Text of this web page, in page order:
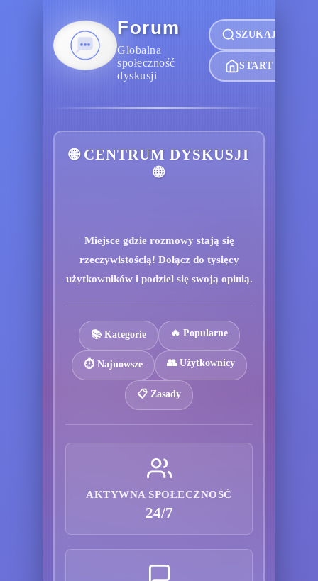
Forum
Globalna
społeczność
dyskusji
SZUKAJ
START
🌐 CENTRUM DYSKUSJI
🌐
Miejsce gdzie rozmowy stają się
rzeczywistością! Dołącz do tysięcy
użytkowników i podziel się swoją opinią.
📚 Kategorie 🔥 Popularne
⏱️ Najnowsze 👥 Użytkownicy
📋 Zasady
AKTYWNA SPOŁECZNOŚĆ
24/7